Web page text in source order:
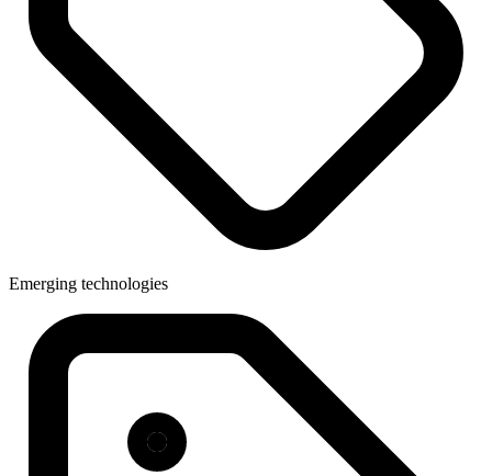
Emerging technologies